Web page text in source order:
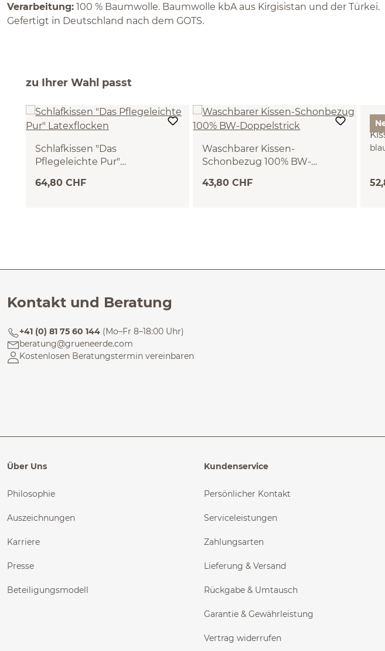
Verarbeitung: 100 % Baumwolle. Baumwolle kbA aus Kirgisistan und der Türkei.
Gefertigt in Deutschland nach dem GOTS.
zu Ihrer Wahl passt
Schlafkissen "Das
Pflegeleichte Pur"
64,80 CHF
Waschbarer Kissen-
Schonbezug 100% BW-
43,80 CHF
Kontakt und Beratung
+41 (0) 81 75 60 144 (Mo–Fr 8–18:00 Uhr)
beratung@grueneerde.com
Kostenlosen Beratungstermin vereinbaren
Über Uns
Philosophie
Auszeichnungen
Karriere
Presse
Beteiligungsmodell
Kundenservice
Persönlicher Kontakt
Serviceleistungen
Zahlungsarten
Lieferung & Versand
Rückgabe & Umtausch
Garantie & Gewährleistung
Vertrag widerrufen